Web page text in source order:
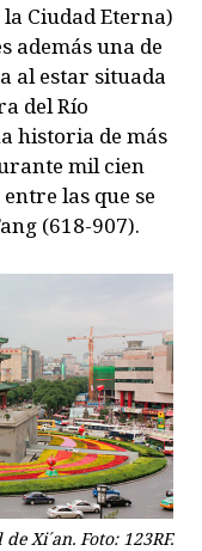
la Ciudad Eterna)
además una de
al estar situada
del Río
historia de más
mil cien
las que se
(618-907).
Xi´an. Foto: 123RF.